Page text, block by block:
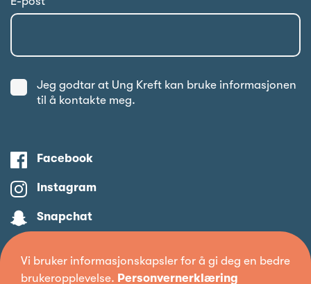
Jeg godtar at Ung Kreft kan bruke informasjonen
til å kontakte meg.
Facebook
Instagram
Snapchat
Twitter
Vi bruker informasjonskapsler for å gi deg en bedre
brukeropplevelse. Personvernerklæring